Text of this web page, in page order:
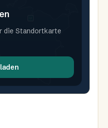
die Standortkarte